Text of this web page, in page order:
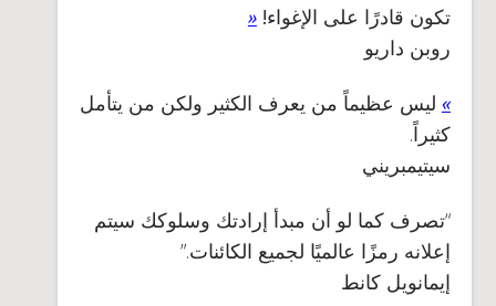
تكون قادرًا على الإغواء! «
روبن داريو
» ليس عظيماً من يعرف الكثير ولكن من يتأمل
كثيراً.
سيتيمبريني
“تصرف كما لو أن مبدأ إرادتك وسلوكك سيتم
إعلانه رمزًا عالميًا لجميع الكائنات.”
إيمانويل كانط